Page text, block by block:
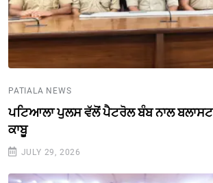
PATIALA NEWS
ਪਟਿਆਲਾ ਪੁਲਸ ਵੱਲੋਂ ਪੈਟਰੋਲ ਬੰਬ ਨਾਲ ਬਲਾਸਟ
ਕਾਬੂ
JULY 29, 2026